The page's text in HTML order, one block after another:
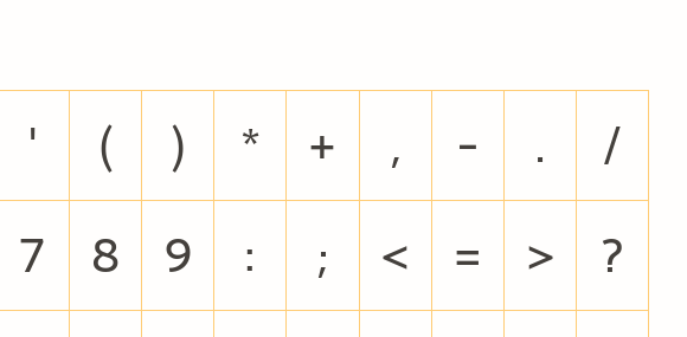
' ( ) * + , - .
/
7 8 9 : ; < = >
?